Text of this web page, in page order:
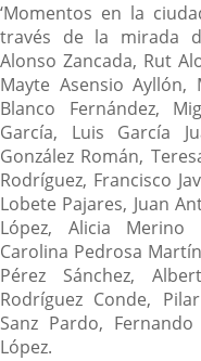
‘Momentos en la
través de la mirada
Alonso Zancada, Rut
Mayte Asensio Ayllón,
Blanco Fernández,
García, Luis García
González Román,
Rodríguez, Francisco
Lobete Pajares, Juan
López, Alicia Merino
Carolina Pedrosa
Pérez Sánchez,
Rodríguez Conde,
Sanz Pardo,
López.